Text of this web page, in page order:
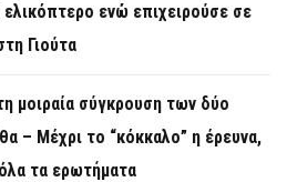
ενώ επιχειρούσε σε
Γιούτα
μοιραία σύγκρουση των δύο
– Μέχρι το “κόκκαλο” η έρευνα,
τα ερωτήματα